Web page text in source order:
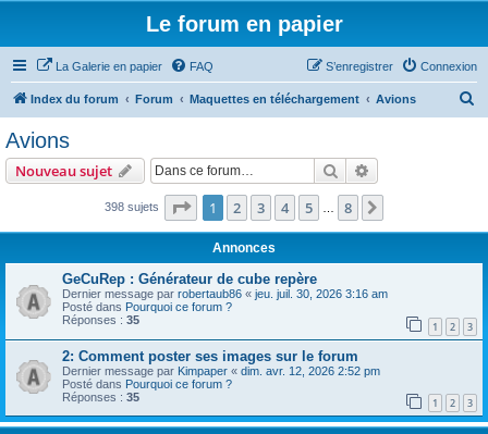
Le forum en papier
La Galerie en papier FAQ Connexion
S’enregistrer
Index du forum Forum Maquettes en téléchargement Avions
r
Avions
Nouveau sujet Rechercher
398 sujets Page 1sur8
1 2 3 4 5 8
Annonces
GeCuRep : Générateur de cube repère
Dernier message par robertaub86 « jeu. juil. 30, 2026 3:16 am
Posté dans Pourquoi ce forum ?
Réponses : 35 1 2 3
2: Comment poster ses images sur le forum
Dernier message par Kimpaper « dim. avr. 12, 2026 2:52 pm
Posté dans Pourquoi ce forum ?
Réponses : 35 1 2 3